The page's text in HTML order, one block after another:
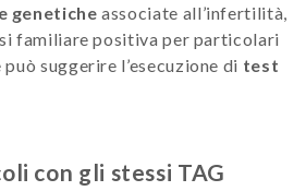
genetiche associate all’infertilità,
familiare positiva per particolari
suggerire l’esecuzione di test
con gli stessi TAG